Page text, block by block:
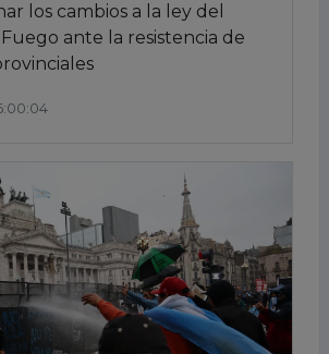
los cambios a la ley del
ante la resistencia de